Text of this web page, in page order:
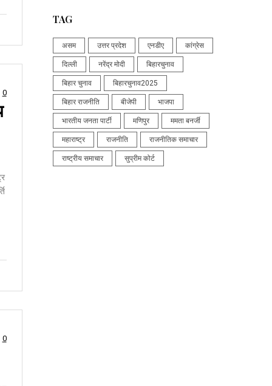
0
0
TAG
असम उत्तर प्रदेश एनडीए कांग्रेस
दिल्ली नरेंद्र मोदी बिहारचुनाव
बिहार चुनाव बिहारचुनाव2025
बिहार राजनीति बीजेपी भाजपा
भारतीय जनता पार्टी मणिपुर ममता बनर्जी
महाराष्ट्र राजनीति राजनीतिक समाचार
राष्ट्रीय समाचार सुप्रीम कोर्ट